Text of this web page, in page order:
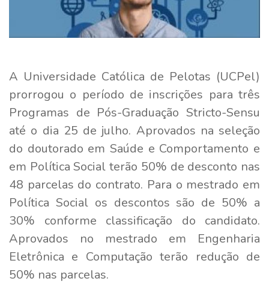
A Universidade Católica de Pelotas (UCPel)
prorrogou o período de inscrições para três
Programas de Pós-Graduação Stricto-Sensu
até o dia 25 de julho. Aprovados na seleção
do doutorado em Saúde e Comportamento e
em Política Social terão 50% de desconto nas
48 parcelas do contrato. Para o mestrado em
Política Social os descontos são de 50% a
30% conforme classificação do candidato.
Aprovados no mestrado em Engenharia
Eletrônica e Computação terão redução de
50% nas parcelas.